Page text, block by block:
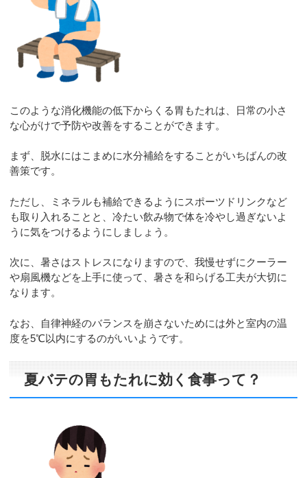
このような消化機能の低下からくる胃もたれは、日常の小さ
な心がけで予防や改善をすることができます。
まず、脱水にはこまめに水分補給をすることがいちばんの改
善策です。
ただし、ミネラルも補給できるようにスポーツドリンクなど
も取り入れることと、冷たい飲み物で体を冷やし過ぎないよ
うに気をつけるようにしましょう。
次に、暑さはストレスになりますので、我慢せずにクーラー
や扇風機などを上手に使って、暑さを和らげる工夫が大切に
なります。
なお、自律神経のバランスを崩さないためには外と室内の温
度を5℃以内にするのがいいようです。
夏バテの胃もたれに効く食事って？